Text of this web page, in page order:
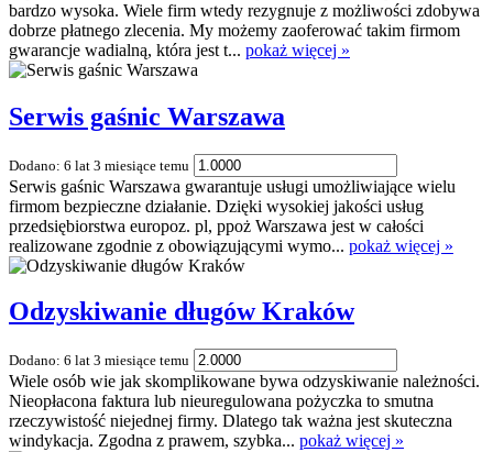
bardzo wysoka. Wiele firm wtedy rezygnuje z możliwości zdobywa
dobrze płatnego zlecenia. My możemy zaoferować takim firmom
gwarancje wadialną, która jest t... pokaż więcej »
Serwis gaśnic Warszawa
Dodano: 6 lat 3 miesiące temu
Serwis gaśnic Warszawa gwarantuje usługi umożliwiające wielu
firmom bezpieczne działanie. Dzięki wysokiej jakości usług
przedsiębiorstwa europoz. pl, ppoż Warszawa jest w całości
realizowane zgodnie z obowiązującymi wymo... pokaż więcej »
Odzyskiwanie długów Kraków
Dodano: 6 lat 3 miesiące temu
Wiele osób wie jak skomplikowane bywa odzyskiwanie należności.
Nieopłacona faktura lub nieuregulowana pożyczka to smutna
rzeczywistość niejednej firmy. Dlatego tak ważna jest skuteczna
windykacja. Zgodna z prawem, szybka... pokaż więcej »